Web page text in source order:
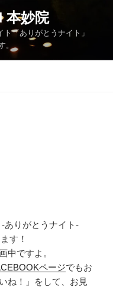
本妙院
「ありがとうナイト」
。
ありがとうナイト-
す！
中ですよ。
ページでもお
ね！」をして、お見